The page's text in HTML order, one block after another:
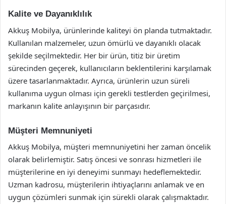
Kalite ve Dayanıklılık
Akkuş Mobilya, ürünlerinde kaliteyi ön planda tutmaktadır.
Kullanılan malzemeler, uzun ömürlü ve dayanıklı olacak
şekilde seçilmektedir. Her bir ürün, titiz bir üretim
sürecinden geçerek, kullanıcıların beklentilerini karşılamak
üzere tasarlanmaktadır. Ayrıca, ürünlerin uzun süreli
kullanıma uygun olması için gerekli testlerden geçirilmesi,
markanın kalite anlayışının bir parçasıdır.
Müşteri Memnuniyeti
Akkuş Mobilya, müşteri memnuniyetini her zaman öncelik
olarak belirlemiştir. Satış öncesi ve sonrası hizmetleri ile
müşterilerine en iyi deneyimi sunmayı hedeflemektedir.
Uzman kadrosu, müşterilerin ihtiyaçlarını anlamak ve en
uygun çözümleri sunmak için sürekli olarak çalışmaktadır.